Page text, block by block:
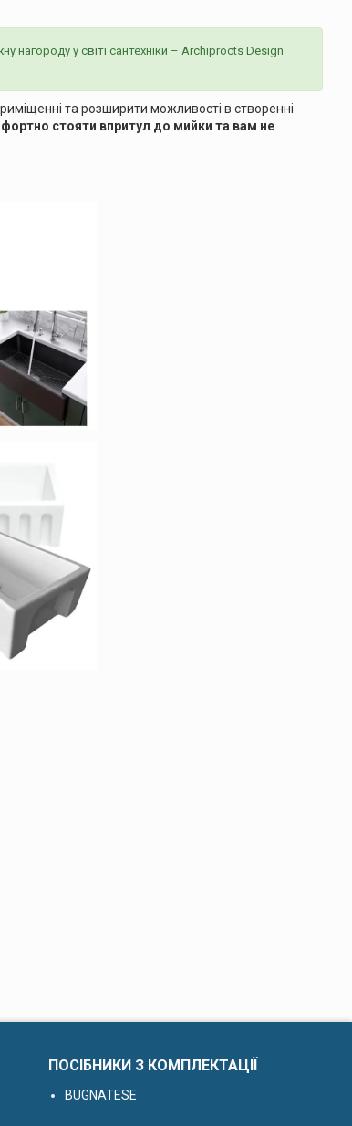
нагороду у світі сантехніки – Archiprocts Design
та розширити можливості в створенні
стояти впритул до мийки та вам не
ПОСІБНИКИ З КОМПЛЕКТАЦІЇ
BUGNATESE